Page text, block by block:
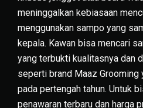
meninggalkan kebiasaan
menggunakan sampo yang
kepala. Kawan bisa mencari
yang terbukti kualitasnya dan
seperti brand Maaz Grooming
pada pertengah tahun. Untuk
penawaran terbaru dan harga